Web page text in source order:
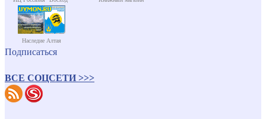
Наследие Алтая
Подписаться
ВСЕ СОЦСЕТИ >>>